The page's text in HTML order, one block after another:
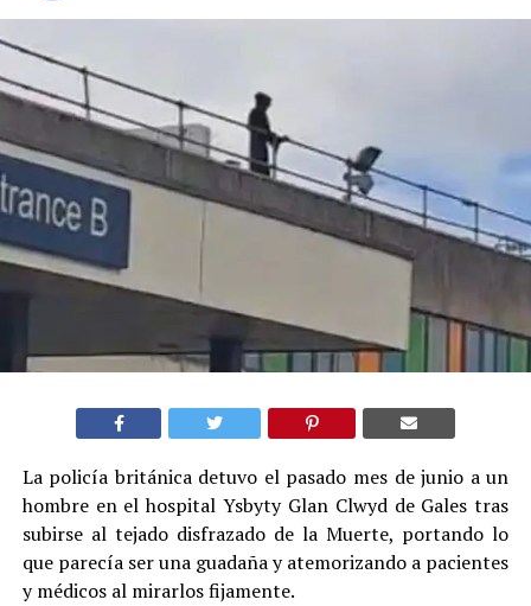
La policía británica detuvo el pasado mes de junio a un
hombre en el hospital Ysbyty Glan Clwyd de Gales tras
subirse al tejado disfrazado de la Muerte, portando lo
que parecía ser una guadaña y atemorizando a pacientes
y médicos al mirarlos fijamente.